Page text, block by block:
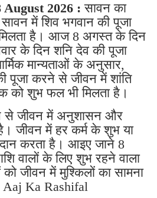
August 2026 :सावन का
में शिव भगवान की पूजा
है। आज 8 अगस्त के दिन
के दिन शनि देव की पूजा
मान्यताओं के अनुसार,
पूजा करने से जीवन में शांति
को शुभ फल भी मिलता है।
से जीवन में अनुशासन और
जीवन में हर कर्म के शुभ या
करता है। आइए जाने 8
वालों के लिए शुभ रहने वाला
जीवन में मुश्किलों का सामना
Ka Rashifal